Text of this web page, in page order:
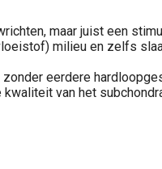
maar juist een
milieu en zelfs
eerdere
van het